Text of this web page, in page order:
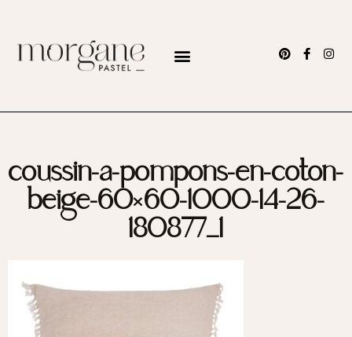
coussin-a-pompons-en-coton-
beige-60×60-1000-14-26-
180877_1